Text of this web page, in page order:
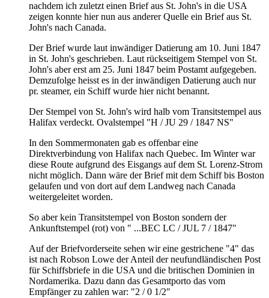
nachdem ich zuletzt einen Brief aus St. John's in die USA
zeigen konnte hier nun aus anderer Quelle ein Brief aus St.
John's nach Canada.
Der Brief wurde laut inwändiger Datierung am 10. Juni 1847
in St. John's geschrieben. Laut rückseitigem Stempel von St.
John's aber erst am 25. Juni 1847 beim Postamt aufgegeben.
Demzufolge heisst es in der inwändigen Datierung auch nur
pr. steamer, ein Schiff wurde hier nicht benannt.
Der Stempel von St. John's wird halb vom Transitstempel aus
Halifax verdeckt. Ovalstempel "H / JU 29 / 1847 NS"
In den Sommermonaten gab es offenbar eine
Direktverbindung von Halifax nach Quebec. Im Winter war
diese Route aufgrund des Eisgangs auf dem St. Lorenz-Strom
nicht möglich. Dann wäre der Brief mit dem Schiff bis Boston
gelaufen und von dort auf dem Landweg nach Canada
weitergeleitet worden.
So aber kein Transitstempel von Boston sondern der
Ankunftstempel (rot) von " ...BEC LC / JUL 7 / 1847"
Auf der Briefvorderseite sehen wir eine gestrichene "4" das
ist nach Robson Lowe der Anteil der neufundländischen Post
für Schiffsbriefe in die USA und die britischen Dominien in
Nordamerika. Dazu dann das Gesamtporto das vom
Empfänger zu zahlen war: "2 / 0 1/2"